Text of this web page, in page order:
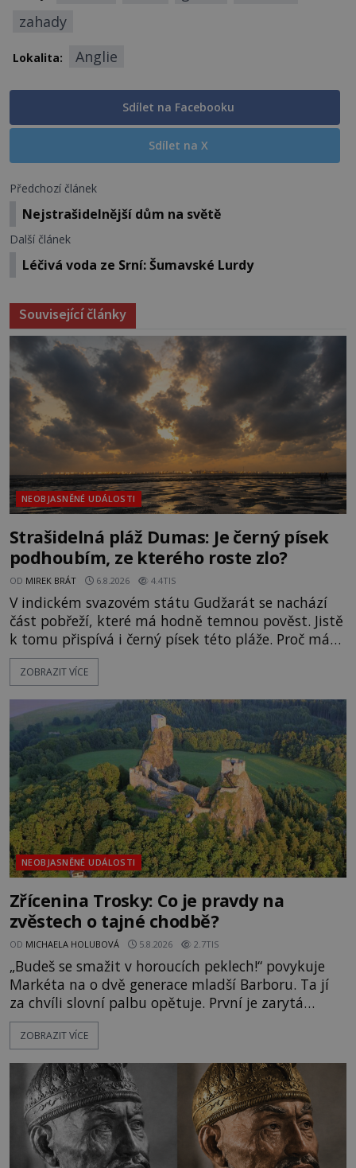
zahady
Lokalita: Anglie
Sdílet na Facebooku
Sdílet na X
Předchozí článek
Nejstrašidelnější dům na světě
Další článek
Léčivá voda ze Srní: Šumavské Lurdy
Související články
NEOBJASNĚNÉ UDÁLOSTI
Strašidelná pláž Dumas: Je černý písek
podhoubím, ze kterého roste zlo?
OD MIREK BRÁT 6.8.2026 4.4TIS
V indickém svazovém státu Gudžarát se nachází
část pobřeží, které má hodně temnou pověst. Jistě
k tomu přispívá i černý písek této pláže. Proč má
pláž takové netypické zbarvení? Nakolik jsou
pravdivé historky, že zde došlo k nevysvětlitelným
následovat. Vstupujeme na pláž Dumas ve městě
Surat. Gu
ZOBRAZIT VÍCE
NEOBJASNĚNÉ UDÁLOSTI
Zřícenina Trosky: Co je pravdy na
zvěstech o tajné chodbě?
OD MICHAELA HOLUBOVÁ 5.8.2026 2.7TIS
„Budeš se smažit v horoucích peklech!“ povykuje
Markéta na o dvě generace mladší Barboru. Ta jí
za chvíli slovní palbu opětuje. První je zarytá
katolička, druhá přesvědčená kališnice. A každá z
nich se usídlí na jedné z věží slavného hradu
mezi vůdce protihusitského boje. Za manželku má
skutečně jistou
ZOBRAZIT VÍCE